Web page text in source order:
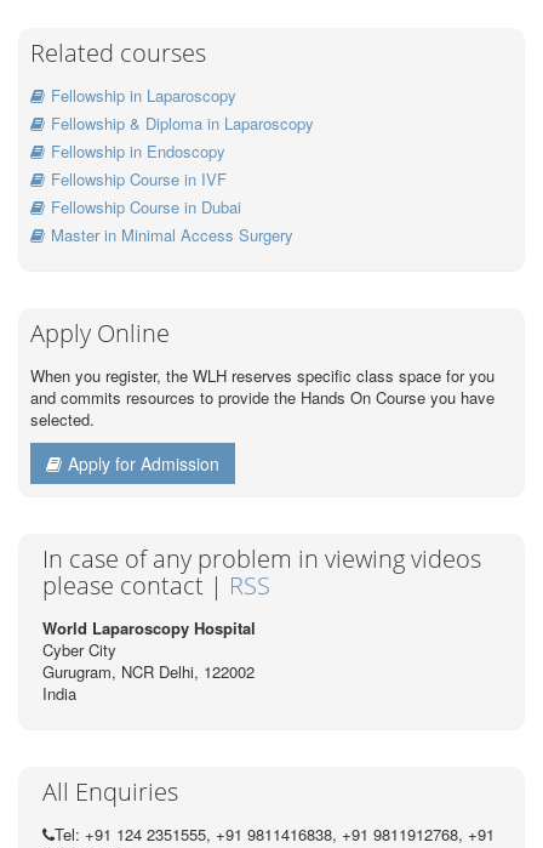
Related courses
Fellowship in Laparoscopy
Fellowship & Diploma in Laparoscopy
Fellowship in Endoscopy
Fellowship Course in IVF
Fellowship Course in Dubai
Master in Minimal Access Surgery
Apply Online
When you register, the WLH reserves specific class space for you
and commits resources to provide the Hands On Course you have
selected.
Apply for Admission
In case of any problem in viewing videos
please contact | RSS
World Laparoscopy Hospital
Cyber City
Gurugram, NCR Delhi, 122002
India
All Enquiries
Tel: +91 124 2351555, +91 9811416838, +91 9811912768, +91